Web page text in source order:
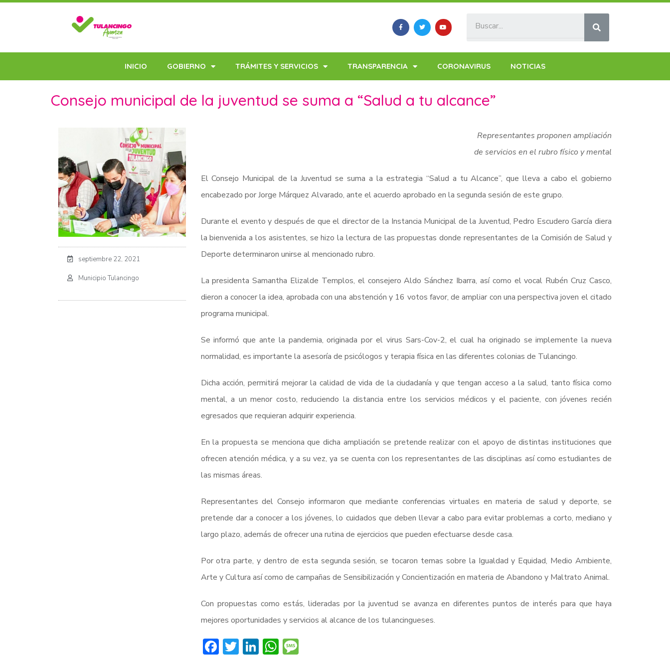
INICIO GOBIERNO TRÁMITES Y SERVICIOS TRANSPARENCIA CORONAVIRUS NOTICIAS
Consejo municipal de la juventud se suma a “Salud a tu alcance”
septiembre 22, 2021
Municipio Tulancingo
Representantes proponen ampliación
de servicios en el rubro físico y mental
El Consejo Municipal de la Juventud se suma a la estrategia “Salud a tu Alcance”, que lleva a cabo el gobierno
encabezado por Jorge Márquez Alvarado, ante el acuerdo aprobado en la segunda sesión de este grupo.
Durante el evento y después de que el director de la Instancia Municipal de la Juventud, Pedro Escudero García diera
la bienvenida a los asistentes, se hizo la lectura de las propuestas donde representantes de la Comisión de Salud y
Deporte determinaron unirse al mencionado rubro.
La presidenta Samantha Elizalde Templos, el consejero Aldo Sánchez Ibarra, así como el vocal Rubén Cruz Casco,
dieron a conocer la idea, aprobada con una abstención y 16 votos favor, de ampliar con una perspectiva joven el citado
programa municipal.
Se informó que ante la pandemia, originada por el virus Sars-Cov-2, el cual ha originado se implemente la nueva
normalidad, es importante la asesoría de psicólogos y terapia física en las diferentes colonias de Tulancingo.
Dicha acción, permitirá mejorar la calidad de vida de la ciudadanía y que tengan acceso a la salud, tanto física como
mental, a un menor costo, reduciendo la distancia entre los servicios médicos y el paciente, con jóvenes recién
egresados que requieran adquirir experiencia.
En la propuesta se menciona que dicha ampliación se pretende realizar con el apoyo de distintas instituciones que
ofrecen atención médica, y a su vez, ya se cuenta con los representantes de las disciplinas así como estudiantes de
las mismas áreas.
Representantes del Consejo informaron que mediante conferencias virtuales en materia de salud y deporte, se
pretende dar a conocer a los jóvenes, lo cuidados que deben llevar a cabo para evitar problemas a corto, mediano y
largo plazo, además de ofrecer una rutina de ejercicios que pueden efectuarse desde casa.
Por otra parte, y dentro de esta segunda sesión, se tocaron temas sobre la Igualdad y Equidad, Medio Ambiente,
Arte y Cultura así como de campañas de Sensibilización y Concientización en materia de Abandono y Maltrato Animal.
Con propuestas como estás, lideradas por la juventud se avanza en diferentes puntos de interés para que haya
mejores oportunidades y servicios al alcance de los tulancingueses.
Facebook
Twitter
LinkedIn
WhatsApp
Message